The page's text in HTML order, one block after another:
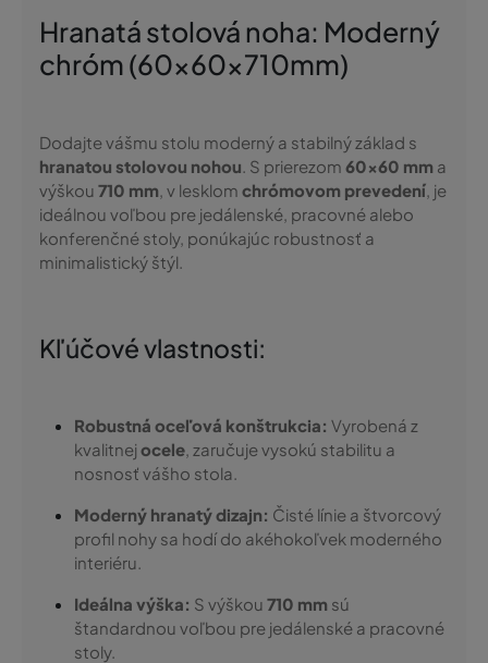
Hranatá stolová noha: Moderný
chróm (60x60x710mm)
Dodajte vášmu stolu moderný a stabilný základ s
hranatou stolovou nohou. S prierezom 60x60 mm a
výškou 710 mm, v lesklom chrómovom prevedení, je
ideálnou voľbou pre jedálenské, pracovné alebo
konferenčné stoly, ponúkajúc robustnosť a
minimalistický štýl.
Kľúčové vlastnosti:
Robustná oceľová konštrukcia: Vyrobená z
kvalitnej ocele, zaručuje vysokú stabilitu a
nosnosť vášho stola.
Moderný hranatý dizajn: Čisté línie a štvorcový
profil nohy sa hodí do akéhokoľvek moderného
interiéru.
Ideálna výška: S výškou 710 mm sú
štandardnou voľbou pre jedálenské a pracovné
stoly.